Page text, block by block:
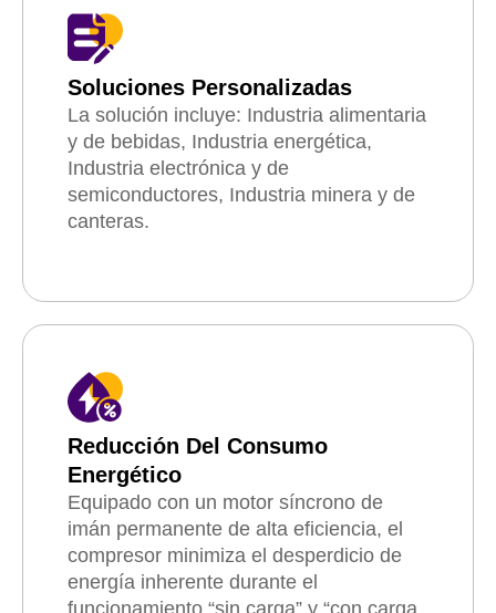
Soluciones Personalizadas
La solución incluye: Industria alimentaria
y de bebidas, Industria energética,
Industria electrónica y de
semiconductores, Industria minera y de
canteras.
Reducción Del Consumo
Energético
Equipado con un motor síncrono de
imán permanente de alta eficiencia, el
compresor minimiza el desperdicio de
energía inherente durante el
funcionamiento “sin carga” y “con carga